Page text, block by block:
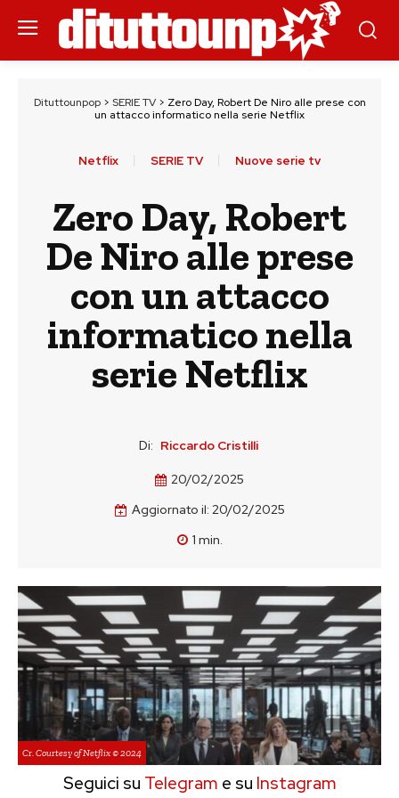
Dituttounpop> SERIE TV> Zero Day, Robert De Niro alle prese con
un attacco informatico nella serie Netflix
Netflix SERIE TV Nuove serie tv
Zero Day, Robert
De Niro alle prese
con un attacco
informatico nella
serie Netflix
Di: Riccardo Cristilli
20/02/2025
Aggiornato il: 20/02/2025
1 min.
Cr. Courtesy of Netflix © 2024
Seguici su Telegram e su Instagram